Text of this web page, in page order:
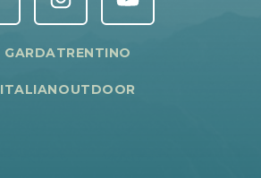
GARDATRENTINO
ITALIANOUTDOOR